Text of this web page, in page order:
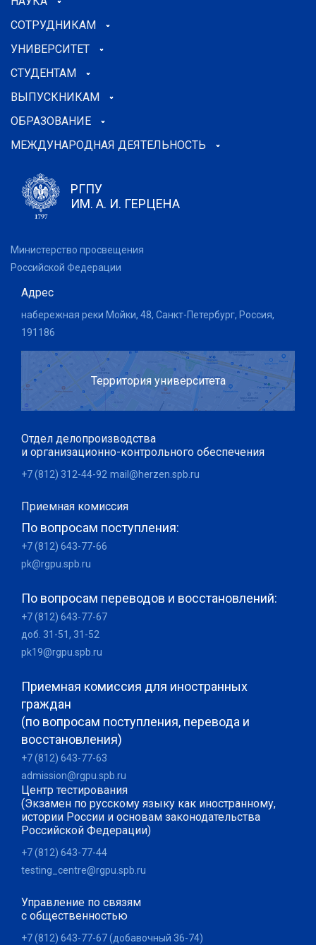
СОТРУДНИКАМ
УНИВЕРСИТЕТ
СТУДЕНТАМ
ВЫПУСКНИКАМ
ОБРАЗОВАНИЕ
МЕЖДУНАРОДНАЯ ДЕЯТЕЛЬНОСТЬ
РГПУ
ИМ. А. И. ГЕРЦЕНА
Министерство просвещения
Российской Федерации
Адрес
набережная реки Мойки, 48, Санкт-Петербург, Россия,
191186
Территория университета
Отдел делопроизводства
и организационно-контрольного обеспечения
+7 (812) 312-44-92 mail@herzen.spb.ru
Приемная комиссия
По вопросам поступления:
+7 (812) 643-77-66
pk@rgpu.spb.ru
По вопросам переводов и восстановлений:
+7 (812) 643-77-67
доб. 31-51, 31-52
pk19@rgpu.spb.ru
Приемная комиссия для иностранных
граждан
(по вопросам поступления, перевода и
восстановления)
+7 (812) 643-77-63
admission@rgpu.spb.ru
Центр тестирования
(Экзамен по русскому языку как иностранному,
истории России и основам законодательства
Российской Федерации)
+7 (812) 643-77-44
testing_centre@rgpu.spb.ru
Управление по связям
с общественностью
+7 (812) 643-77-67 (добавочный 36-74)